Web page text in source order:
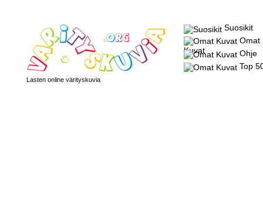
Lasten online värityskuvia
Suosikit
Omat
Kuvat
Ohje
Top